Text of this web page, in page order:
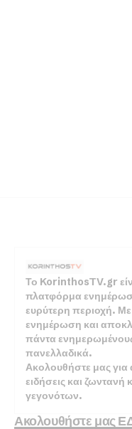
Το KorinthosTV.gr
πλατφόρμα
ευρύτερη περιοχή.
ενημέρωση και
πάντα ενημερωμένους
πανελλαδικά.
Ακολουθήστε μας
ειδήσεις και
γεγονότων.
Ακολουθήστε μας